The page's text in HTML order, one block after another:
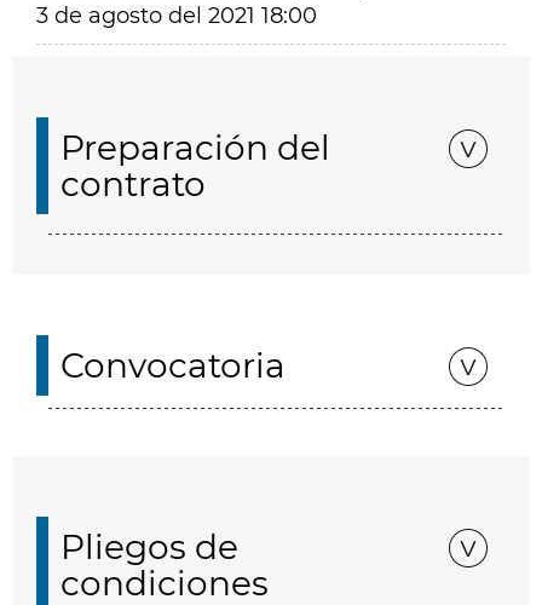
3 de agosto del 2021 18:00
Preparación del
contrato
Convocatoria
Pliegos de
condiciones